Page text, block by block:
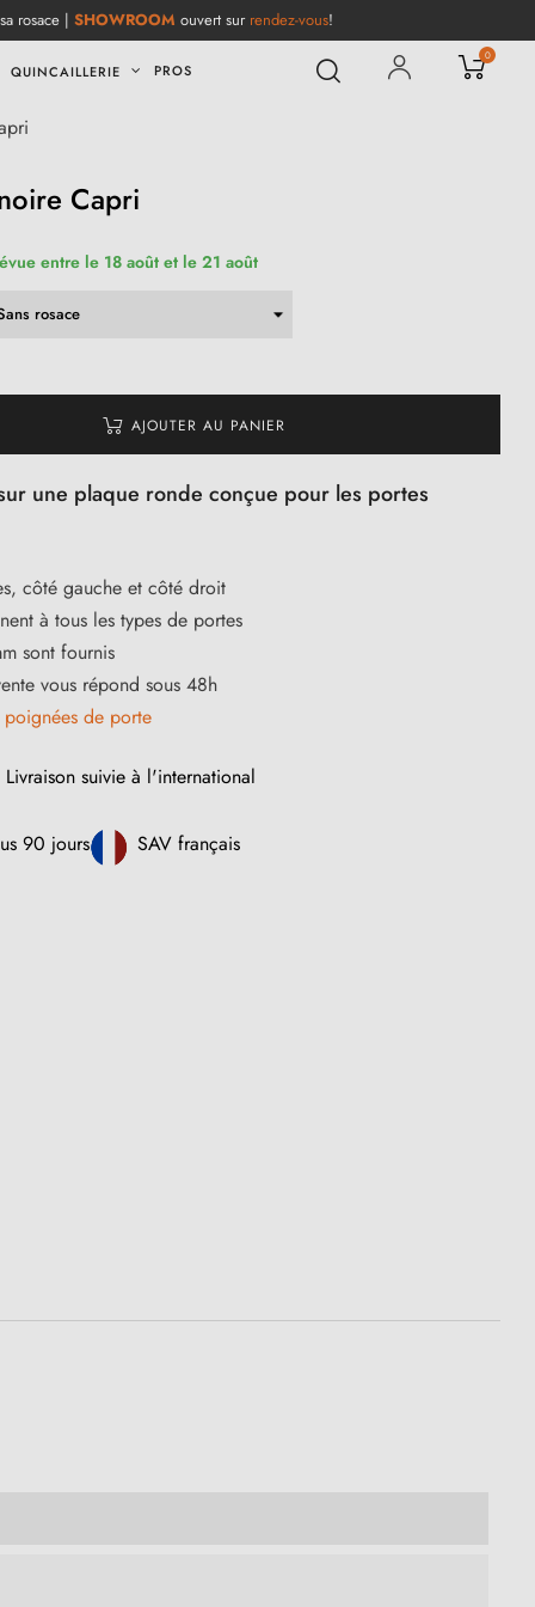
rosace | SHOWROOM ouvert sur rendez-vous!
QUINCAILLERIE PROS
0
Capri
entre le 18 août et le 21 août
AJOUTER AU PANIER
une plaque ronde conçue pour les portes
côté gauche et côté droit
à tous les types de portes
sont fournis
vous répond sous 48h
poignées de porte
Livraison suivie à l'international
90 jours SAV français